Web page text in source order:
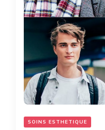
SOINS ESTHETIQUE